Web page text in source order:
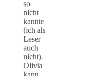
so
nicht
kannte
(ich als
Leser
auch
nicht).
Olivia